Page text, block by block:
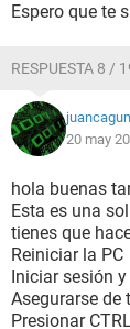
Espero que te
RESPUESTA 8 /
20 may
hola buenas
Esta es una
tienes que
Reiniciar la PC
Iniciar sesión
Asegurarse de
Presionar